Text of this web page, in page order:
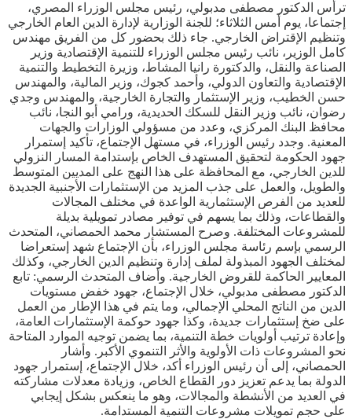
ترأس الدكتور مصطفى مدبولي، رئيس مجلس الوزراء المصري،
إجتماعا، يوم أمس الثلاثاء؛ للجنة الوزارية لإدارة الدين العام الخارجي
وتنظيم الإقتراض الخارجي. جاء ذلك بحضور كل من الفريق مهندس
كامل الوزير، نائب رئيس مجلس الوزراء للتنمية الإقتصادية وزير
الصناعة والنقل، والدكتورة رانيا المشاط، وزيرة التخطيط والتنمية
الإقتصادية والتعاون الدولي، وأحمد كجوك، وزير المالية، والمهندس
حسن الخطيب، وزير الإستثمار والتجارة الخارجية، والمهندس وجدي
رضوان، نائب وزير النقل للسكك الحديدية، ورامي أبو النجا، نائب
محافظ البنك المركزي، وعدد من مسؤولي الوزارات والجهات
المعنية. وجدد رئيس الوزراء، في مستهل الإجتماع، تأكيد إستمرار
جهود الحكومة لتحقيق المستهدف الخاص بإستدامة المسار النزولي
للدين الخارجي، مع المحافظة على هذا النهج على المديين المتوسط
والطويل، والعمل على جذب المزيد من الإستثمارات الأجنبية الجديدة
للعديد من الفرص الإستثمارية الواعدة في مختلف المجالات
والقطاعات، وذلك بما يسهم في توفير مصادر تمويلية بديلة
للمشروعات المختلفة. وصرح المستشار محمد الحمصاني، المتحدث
الرسمي بإسم رئاسة مجلس الوزراء، بأن الإجتماع شهد إستعراضا
لمختلف الجهود المبذولة لملف إدارة وتنظيم الدين الخارجي، وكذلك
المعايير الحاكمة للقروض الخارجية. وأضاف المتحدث الرسمي: تابع
الدكتور مصطفى مدبولي، خلال الإجتماع، جهود خفض مستويات
الدين من الناتج المحلي الإجمالي، وما يتم في هذا الإطار من العمل
على ضخ إستثمارات جديدة، وكذا جهود حوكمة الإستثمارات العامة،
وإعادة ترتيب أولويات خطة التنمية، بما يضمن توجيه الموارد المتاحة
نحو المشروعات ذات الأولوية والأثر التنموي الأكبر. وأشار
الحمصاني، إلى أن رئيس الوزراء أكد، خلال الإجتماع، إستمرار جهود
الدولة بما يدعم تعزيز دور القطاع الخاص، وزيادة معدلات مشاركته
في العديد من الأنشطة والمجالات، وهو ما ينعكس بشكل إيجابي
على حجم تمويلات مشروعات التنمية المستدامة.